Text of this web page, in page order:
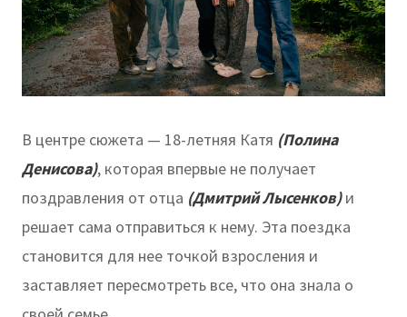
В центре сюжета — 18-летняя Катя (Полина
Денисова), которая впервые не получает
поздравления от отца (Дмитрий Лысенков)и
решает сама отправиться к нему. Эта поездка
становится для нее точкой взросления и
заставляет пересмотреть все, что она знала о